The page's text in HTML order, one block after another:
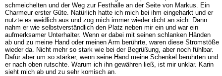
schmeichelten und der Weg zur Festhalle an der Seite von Markus. Ein
Charmeur erster Güte. Natürlich hatte ich mich bei ihm eingeharkt und er
nutzte es weidlich aus und zog mich immer wieder dicht an sich. Dann
nahm er wie selbstverständlich den Platz neben mir ein und war ein
aufmerksamer Unterhalter. Wenn er dabei mit seinen schlanken Händen
ab und zu meine Hand oder meinen Arm berührte, waren diese Stromstöße
wieder da. Nicht mehr so stark wie bei der Begrüßung, aber noch fühlbar.
Dafür aber um so stärker, wenn seine Hand meine Schenkel berührten und
er nach oben rutschte. Warum ich ihn gewähren ließ, ist mir unklar. Karin
sieht mich ab und zu sehr komisch an.